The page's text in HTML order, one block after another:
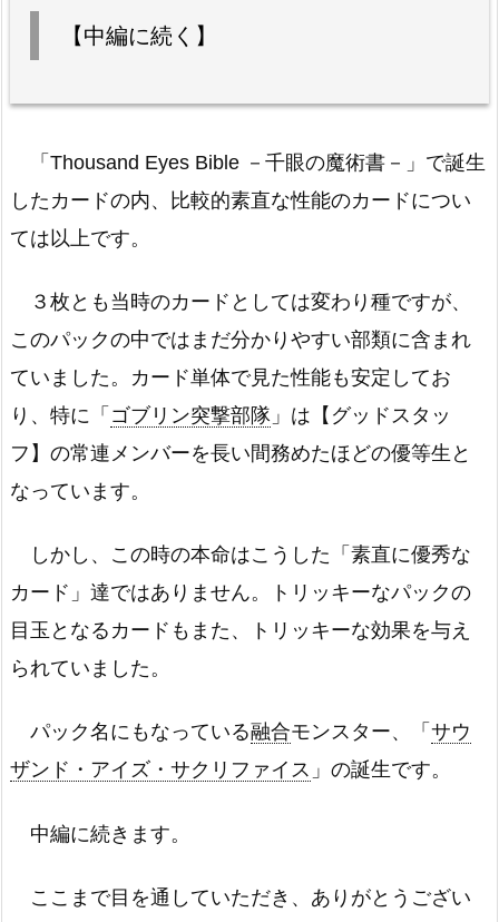
【中編に続く】
「Thousand Eyes Bible －千眼の魔術書－」で誕生
したカードの内、比較的素直な性能のカードについ
ては以上です。
３枚とも当時のカードとしては変わり種ですが、
このパックの中ではまだ分かりやすい部類に含まれ
ていました。カード単体で見た性能も安定してお
り、特に「 ゴブリン突撃部隊 」は【グッドスタッ
フ】の常連メンバーを長い間務めたほどの優等生と
なっています。
しかし、この時の本命はこうした「素直に優秀な
カード」達ではありません。トリッキーなパックの
目玉となるカードもまた、トリッキーな効果を与え
られていました。
パック名にもなっている融合モンスター、「 サウ
ザンド・アイズ・サクリファイス 」の誕生です。
中編に続きます。
ここまで目を通していただき、ありがとうござい